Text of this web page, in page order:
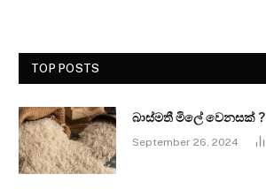
TOP POSTS
බාස්මතී මිලේ වෙනසක් ?
September 26, 2024